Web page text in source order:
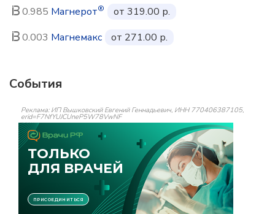
0.985 Магнерот®
от 319.00 р.
0.003 Магнемакс от 271.00 р.
События
Реклама: ИП Вышковский Евгений Геннадьевич, ИНН 770406387105,
erid=F7NfYUJCUneP5W78VwNF